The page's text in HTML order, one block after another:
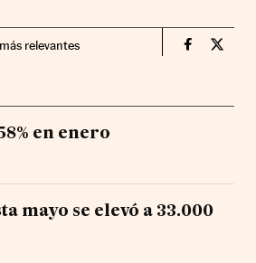
relevantes Economia
en enero
mayo se elevó a 33.000